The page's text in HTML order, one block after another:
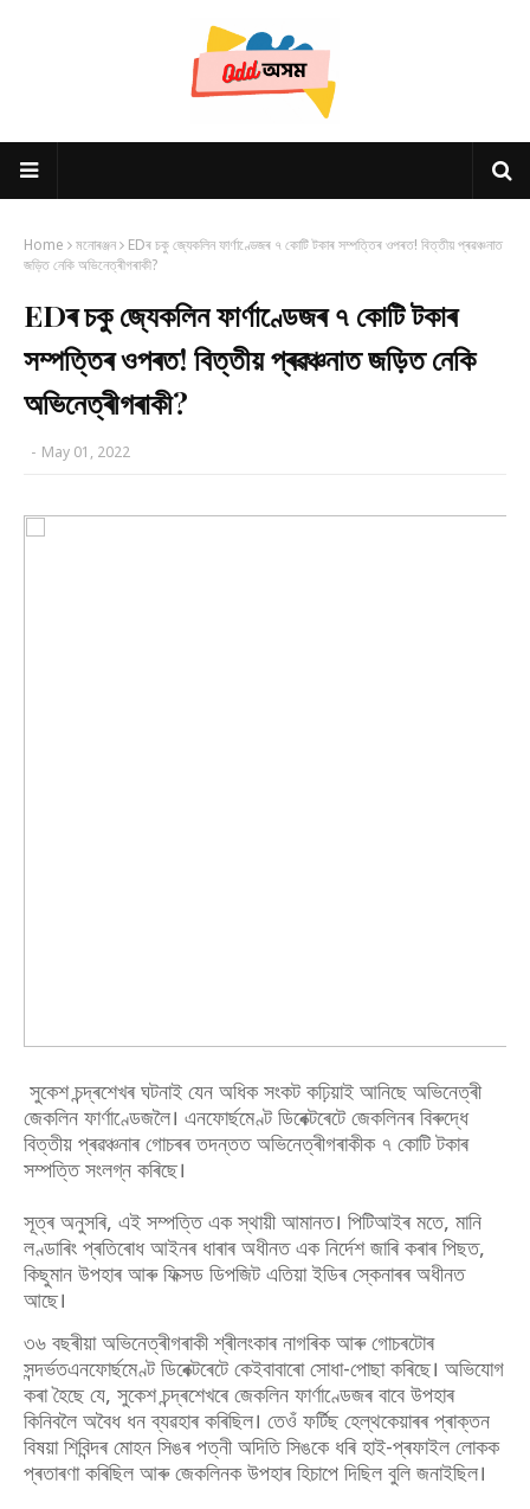
Home মনোৰঞ্জন
EDৰ চকু জ্যেকলিন ফাৰ্ণাণ্ডেজৰ ৭ কোটি টকাৰ সম্পত্তিৰ ওপৰত! বিত্তীয় প্ৰৱঞ্চনাত
জড়িত নেকি অভিনেত্ৰীগৰাকী?
EDৰ চকু জ্যেকলিন ফাৰ্ণাণ্ডেজৰ ৭ কোটি টকাৰ
সম্পত্তিৰ ওপৰত! বিত্তীয় প্ৰৱঞ্চনাত জড়িত নেকি
অভিনেত্ৰীগৰাকী?
- May 01, 2022
সুকেশ চন্দ্ৰশেখৰ ঘটনাই যেন অধিক সংকট কঢ়িয়াই আনিছে অভিনেত্ৰী
জেকলিন ফাৰ্ণাণ্ডেজলৈ। এনফোৰ্ছমেণ্ট ডিৰেক্টৰেটে জেকলিনৰ বিৰুদ্ধে
বিত্তীয় প্ৰৱঞ্চনাৰ গোচৰৰ তদন্তত অভিনেত্ৰীগৰাকীক ৭ কোটি টকাৰ
সম্পত্তি সংলগ্ন কৰিছে।
সূত্ৰ অনুসৰি, এই সম্পত্তি এক স্থায়ী আমানত। পিটিআইৰ মতে, মানি
লণ্ডাৰিং প্ৰতিৰোধ আইনৰ ধাৰাৰ অধীনত এক নিৰ্দেশ জাৰি কৰাৰ পিছত,
কিছুমান উপহাৰ আৰু ফিক্সড ডিপজিট এতিয়া ইডিৰ স্কেনাৰৰ অধীনত
আছে।
৩৬ বছৰীয়া অভিনেত্ৰীগৰাকী শ্ৰীলংকাৰ নাগৰিক আৰু গোচৰটোৰ
সন্দৰ্ভতএনফোৰ্ছমেণ্ট ডিৰেক্টৰেটে কেইবাবাৰো সোধা-পোছা কৰিছে। অভিযোগ
কৰা হৈছে যে, সুকেশ চন্দ্ৰশেখৰে জেকলিন ফাৰ্ণাণ্ডেজৰ বাবে উপহাৰ
কিনিবলৈ অবৈধ ধন ব্যৱহাৰ কৰিছিল। তেওঁ ফৰ্টিছ হেল্থকেয়াৰৰ প্ৰাক্তন
বিষয়া শিবিন্দৰ মোহন সিঙৰ পত্নী অদিতি সিঙকে ধৰি হাই-প্ৰফাইল লোকক
প্ৰতাৰণা কৰিছিল আৰু জেকলিনক উপহাৰ হিচাপে দিছিল বুলি জনাইছিল।